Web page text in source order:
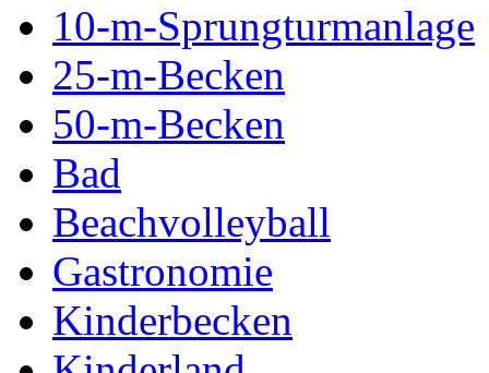
10-m-Sprungturmanlage
25-m-Becken
50-m-Becken
Bad
Beachvolleyball
Gastronomie
Kinderbecken